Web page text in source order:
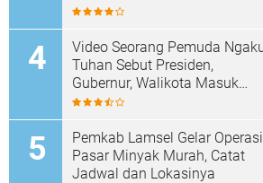
Video Seorang Pemuda
Tuhan Sebut Presiden,
Gubernur, Walikota Masuk
Neraka, Anak Punk Masuk
Pemkab Lamsel Gelar Operasi
Pasar Minyak Murah, Catat
Jadwal dan Lokasinya